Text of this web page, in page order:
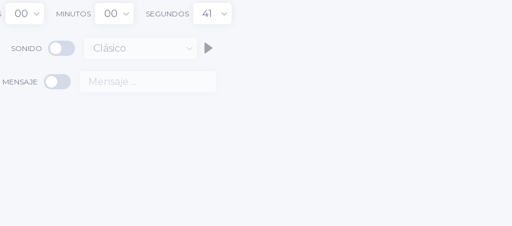
00 MINUTOS 00 SEGUNDOS 41
SONIDO Clásico
MENSAJE
0041